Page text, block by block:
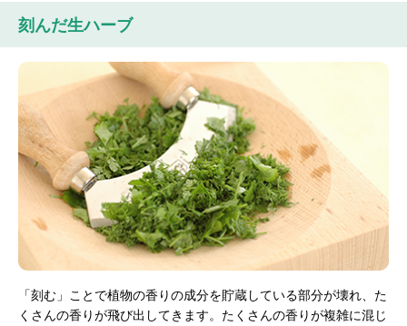
刻んだ生ハーブ
「刻む」ことで植物の香りの成分を貯蔵している部分が壊れ、た
くさんの香りが飛び出してきます。たくさんの香りが複雑に混じ